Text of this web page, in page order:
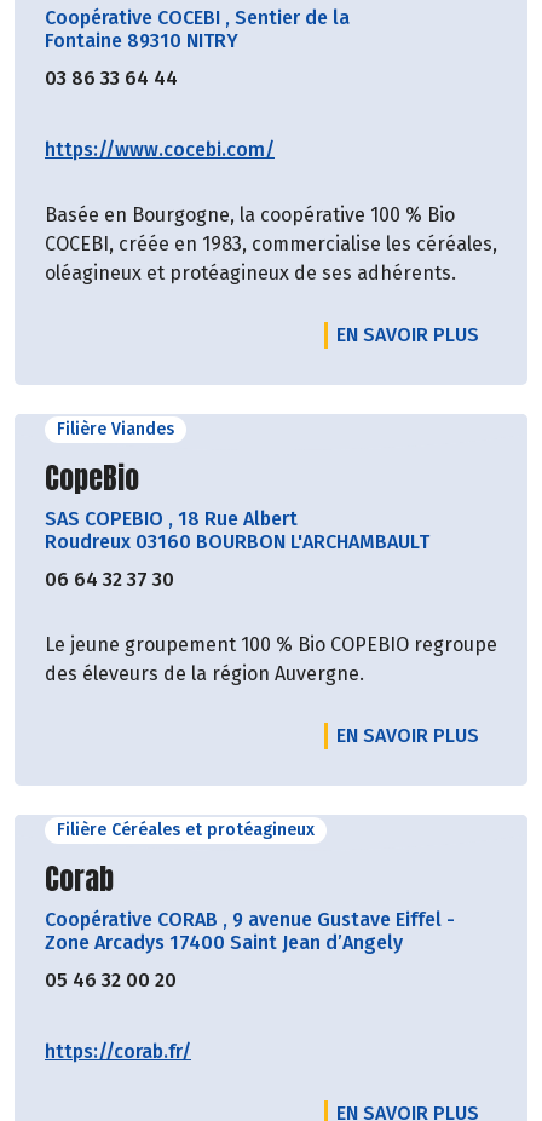
Coopérative COCEBI , Sentier de la
Fontaine 89310 NITRY
03 86 33 64 44
https://www.cocebi.com/
Basée en Bourgogne, la coopérative 100 % Bio
COCEBI, créée en 1983, commercialise les céréales,
oléagineux et protéagineux de ses adhérents.
EN SAVOIR PLUS
Filière Viandes
Découvrir le producteur
CopeBio
SAS COPEBIO , 18 Rue Albert
Roudreux 03160 BOURBON L'ARCHAMBAULT
06 64 32 37 30
Le jeune groupement 100 % Bio COPEBIO regroupe
des éleveurs de la région Auvergne.
EN SAVOIR PLUS
Filière Céréales et protéagineux
Découvrir le producteur
Corab
Coopérative CORAB , 9 avenue Gustave Eiffel -
Zone Arcadys 17400 Saint Jean d’Angely
05 46 32 00 20
https://corab.fr/
EN SAVOIR PLUS